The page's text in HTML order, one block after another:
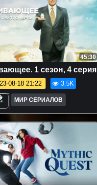
45:30
1 сезон, 4 серия
08-18 21:22 3.5K
МИР СЕРИАЛОВ